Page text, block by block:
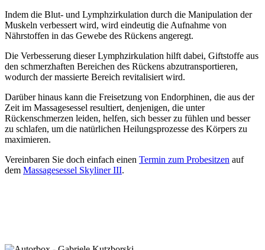
Indem die Blut- und Lymphzirkulation durch die Manipulation der
Muskeln verbessert wird, wird eindeutig die Aufnahme von
Nährstoffen in das Gewebe des Rückens angeregt.
Die Verbesserung dieser Lymphzirkulation hilft dabei, Giftstoffe aus
den schmerzhaften Bereichen des Rückens abzutransportieren,
wodurch der massierte Bereich revitalisiert wird.
Darüber hinaus kann die Freisetzung von Endorphinen, die aus der
Zeit im Massagesessel resultiert, denjenigen, die unter
Rückenschmerzen leiden, helfen, sich besser zu fühlen und besser
zu schlafen, um die natürlichen Heilungsprozesse des Körpers zu
maximieren.
Vereinbaren Sie doch einfach einen Termin zum Probesitzen auf
dem Massagesessel Skyliner III.